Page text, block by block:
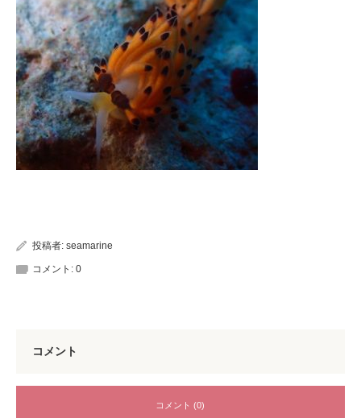
投稿者: seamarine
コメント: 0
コメント
コメント (0)